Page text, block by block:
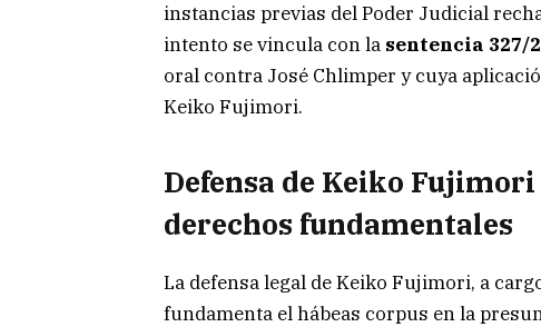
instancias previas del Poder Judicial
intento se vincula con la sentencia 327/
oral contra José Chlimper y cuya
Keiko Fujimori.
Defensa de Keiko
derechos fundamentales
La defensa legal de Keiko Fujimori, a
fundamenta el hábeas corpus en la